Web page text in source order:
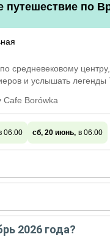
путешествие по
средневековому
и услышать легенды
Cafe Borówka
06:00 сб, 20 июнь, в 06:00
2026года:
года:
2026 года?